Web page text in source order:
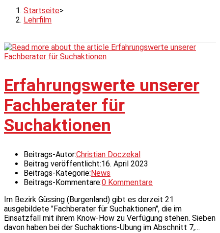
Startseite>
Lehrfilm
Erfahrungswerte unserer
Fachberater für
Suchaktionen
Beitrags-Autor:Christian Doczekal
Beitrag veröffentlicht:16. April 2023
Beitrags-Kategorie: News
Beitrags-Kommentare:0 Kommentare
Im Bezirk Güssing (Burgenland) gibt es derzeit 21
ausgebildete "Fachberater für Suchaktionen", die im
Einsatzfall mit ihrem Know-How zu Verfügung stehen. Sieben
davon haben bei der Suchaktions-Übung im Abschnitt 7,…